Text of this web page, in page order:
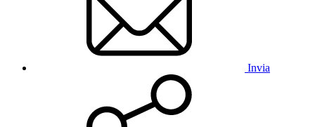
Invia